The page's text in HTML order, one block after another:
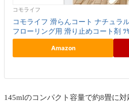
コモライフ
コモライフ 滑らんコート ナチュラ
フローリング用 滑り止めコート剤 ﾂ
Amazon
145mlのコンパクト容量で約8畳に